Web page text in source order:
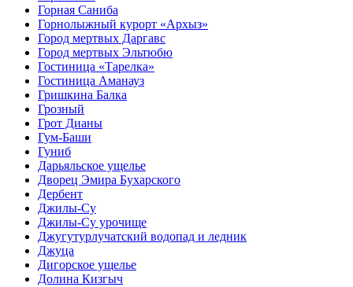
Горная Саниба
Горнолыжный курорт «Архыз»
Город мертвых Даргавс
Город мертвых Эльтюбю
Гостиница «Тарелка»
Гостиница Аманауз
Гришкина Балка
Грозный
Грот Дианы
Гум-Баши
Гуниб
Дарьяльское ущелье
Дворец Эмира Бухарского
Дербент
Джилы-Су
Джилы-Су урочище
Джугутурлучатский водопад и ледник
Джуца
Дигорское ущелье
Долина Кизгыч